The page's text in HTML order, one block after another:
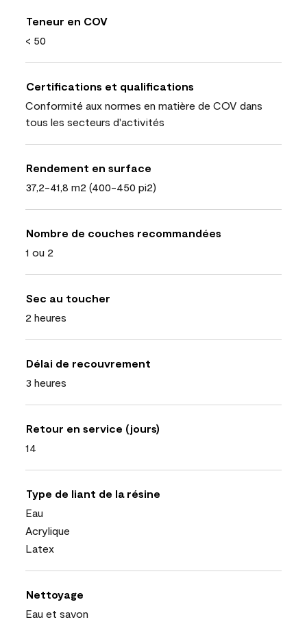
Teneur en COV
< 50
Certifications et qualifications
Conformité aux normes en matière de COV dans
tous les secteurs d'activités
Rendement en surface
37,2-41,8 m2 (400-450 pi2)
Nombre de couches recommandées
1 ou 2
Sec au toucher
2 heures
Délai de recouvrement
3 heures
Retour en service (jours)
14
Type de liant de la résine
Eau
Acrylique
Latex
Nettoyage
Eau et savon